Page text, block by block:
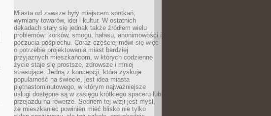
Miasta od zawsze były miejscem spotkań,
wymiany towarów, idei i kultur. W ostatnich
dekadach stały się jednak także źródłem wielu
problemów: korków, smogu, hałasu, anonimowości i
poczucia pośpiechu. Coraz częściej mówi się więc
o potrzebie projektowania miast bardziej
przyjaznych mieszkańcom, w których codzienne
życie staje się prostsze, zdrowsze i mniej
stresujące. Jedną z koncepcji, która zyskuje
popularność na świecie, jest idea miasta
piętnastominutowego, w którym najważniejsze
usługi dostępne są w zasięgu krótkiego spaceru lub
przejazdu na rowerze. Sednem tej wizji jest myśl,
że mieszkaniec powinien mieć blisko nie tylko